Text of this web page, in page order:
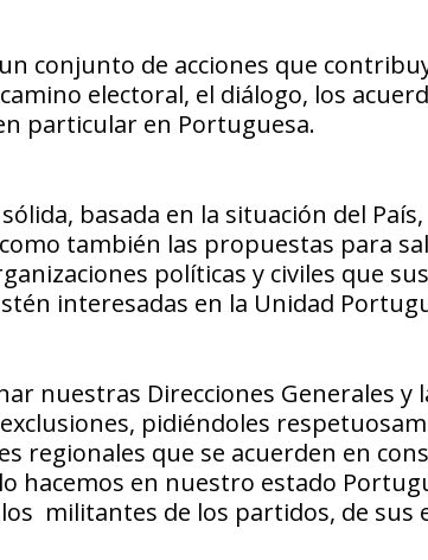
conjunto de acciones que
electoral, el diálogo, los
particular en Portuguesa.
basada en la situación del
también las propuestas para
políticas y civiles que
interesadas en la Unidad
nuestras Direcciones Generales y
pidiéndoles
regionales que se acuerden en
hacemos en nuestro estado
militantes de los partidos, de sus